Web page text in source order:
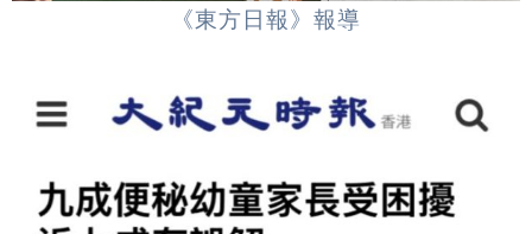
《東方日報》報導